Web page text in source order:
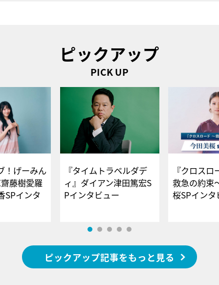
ピックアップ
PICK UP
！げーみん
藤樹愛羅
SPインタ
『タイムトラベルダデ
ィ』ダイアン津田篤宏S
Pインタビュー
『クロス
救急の約束
桜SPイ
ピックアップ記事をもっと見る